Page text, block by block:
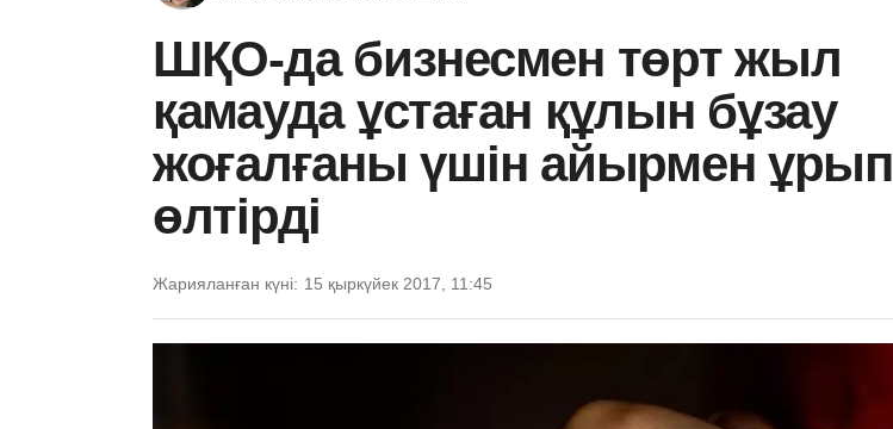
ШҚО-да бизнесмен төрт жыл
қамауда ұстаған құлын бұзау
жоғалғаны үшін айырмен ұрып
өлтірді
Жарияланған күні: 15 қыркүйек 2017, 11:45